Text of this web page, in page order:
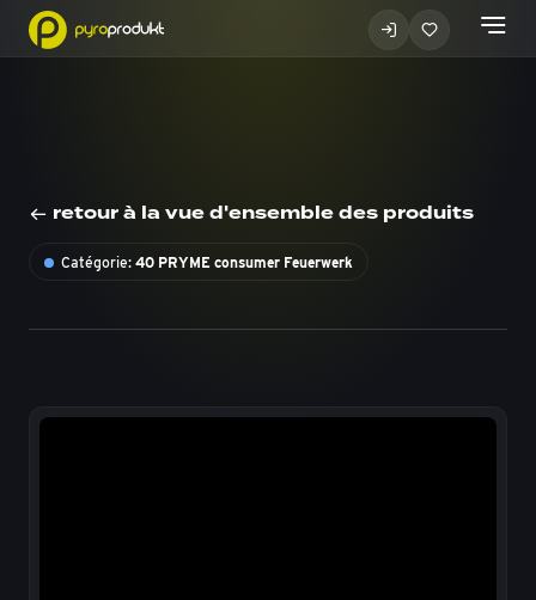
retour à la vue d'ensemble des produits
Catégorie: 40 PRYME consumer Feuerwerk